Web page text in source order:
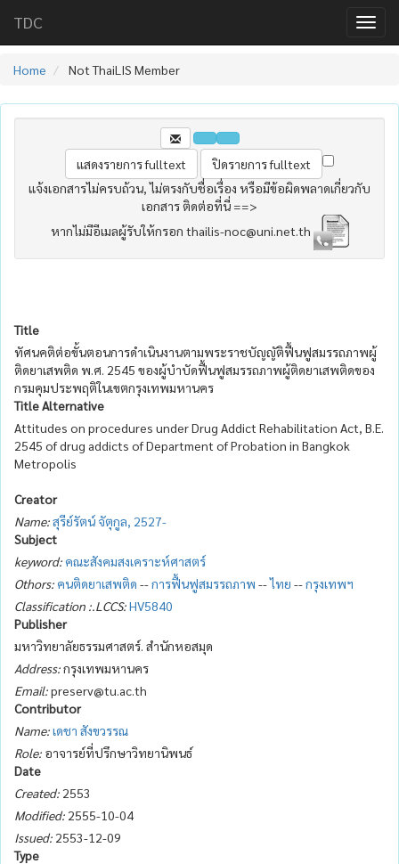
TDC
Home Not ThaiLIS Member
แจ้งเอกสารไม่ครบถ้วน, ไม่ตรงกับชื่อเรื่อง หรือมีข้อผิดพลาดเกี่ยวกับ
เอกสาร ติดต่อที่นี่ ==>
หากไม่มีอีเมลผู้รับให้กรอก thailis-noc@uni.net.th
Title
ทัศนคติต่อขั้นตอนการดำเนินงานตามพระราชบัญญัติฟื้นฟูสมรรถภาพผู้
ติดยาเสพติด พ.ศ. 2545 ของผู้บำบัดฟื้นฟูสมรรถภาพผู้ติดยาเสพติดของ
กรมคุมประพฤติในเขตกรุงเทพมหานคร
Title Alternative
Attitudes on procedures under Drug Addict Rehabilitation Act, B.E.
2545 of drug addicts of Department of Probation in Bangkok
Metropolis
Creator
Name:สุรีย์รัตน์ จัตุกูล, 2527-
Subject
keyword: คณะสังคมสงเคราะห์ศาสตร์
Othors: คนติดยาเสพติด --การฟื้นฟูสมรรถภาพ --ไทย --กรุงเทพฯ
Classification :.LCCS:HV5840
Publisher
มหาวิทยาลัยธรรมศาสตร์. สำนักหอสมุด
Address:กรุงเทพมหานคร
Email:preserv@tu.ac.th
Contributor
Name:เดชา สังขวรรณ
Role: อาจารย์ที่ปรึกษาวิทยานิพนธ์
Date
Created: 2553
Modified: 2555-10-04
Issued: 2553-12-09
Type